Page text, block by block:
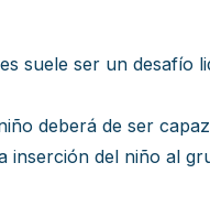
suele ser un desafío
deberá de ser
inserción del niño al